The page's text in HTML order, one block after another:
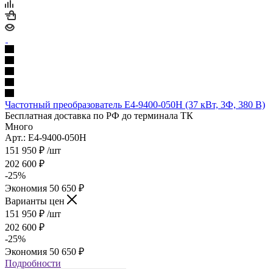
Частотный преобразователь E4-9400-050H (37 кВт, 3Ф, 380 В)
Бесплатная доставка по РФ до терминала ТК
Много
Арт.: E4-9400-050H
151 950 ₽ /шт
202 600 ₽
-25%
Экономия 50 650 ₽
Варианты цен
151 950 ₽ /шт
202 600 ₽
-25%
Экономия 50 650 ₽
Подробности